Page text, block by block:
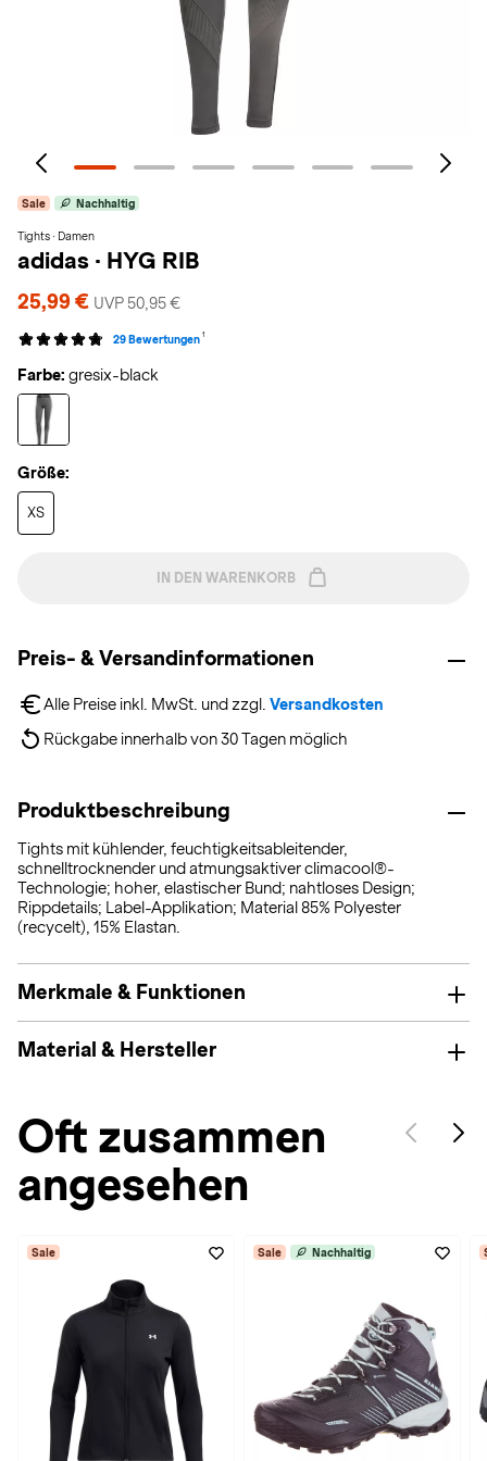
Sale Nachhaltig
Tights · Damen
adidas · HYG RIB
25,99 € UVP 50,95 €
29 Bewertungen 1
Farbe: gresix-black
Größe:
XS
IN DEN WARENKORB
Preis- & Versandinformationen
Alle Preise inkl. MwSt. und zzgl. Versandkosten
Rückgabe innerhalb von 30 Tagen möglich
Produktbeschreibung
Tights mit kühlender, feuchtigkeitsableitender,
schnelltrocknender und atmungsaktiver climacool®-
Technologie; hoher, elastischer Bund; nahtloses Design;
Rippdetails; Label-Applikation; Material 85% Polyester
(recycelt), 15% Elastan.
Merkmale & Funktionen
Material & Hersteller
Oft zusammen
angesehen
Sale Sale Nachhaltig